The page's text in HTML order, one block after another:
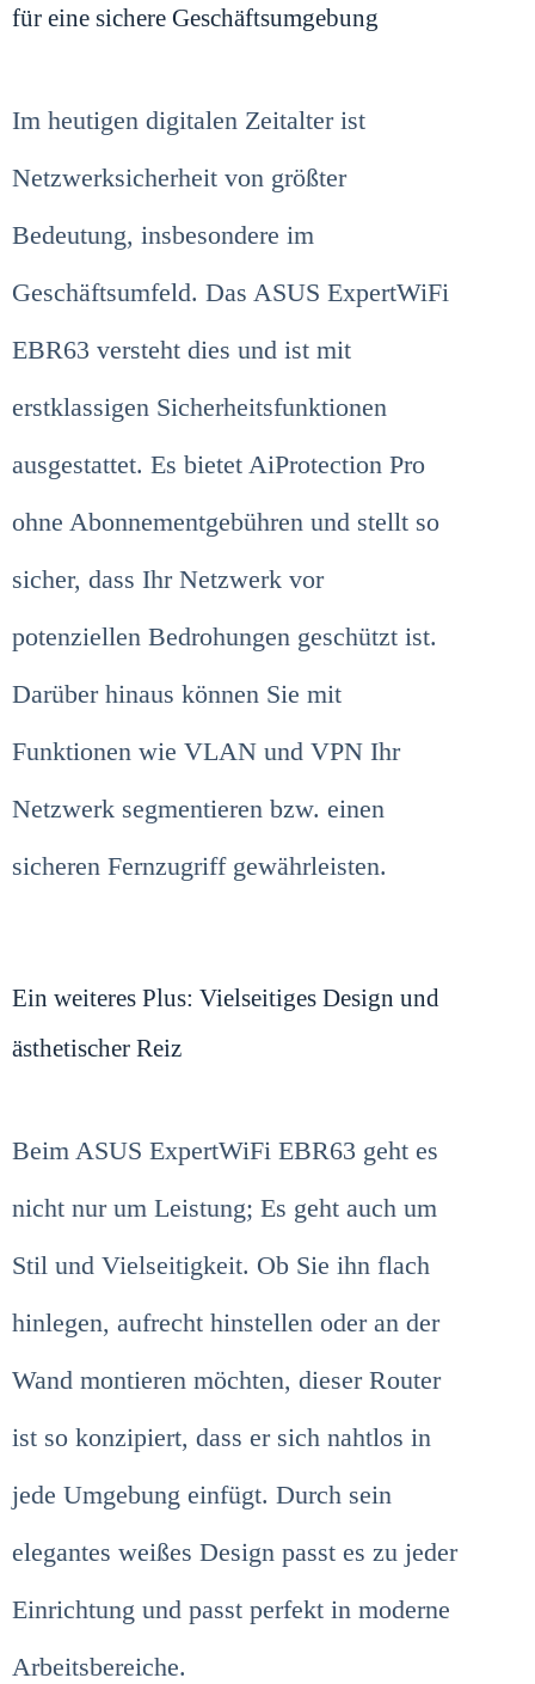
für eine sichere Geschäftsumgebung
Im heutigen digitalen Zeitalter ist
Netzwerksicherheit von größter
Bedeutung, insbesondere im
Geschäftsumfeld. Das ASUS ExpertWiFi
EBR63 versteht dies und ist mit
erstklassigen Sicherheitsfunktionen
ausgestattet. Es bietet AiProtection Pro
ohne Abonnementgebühren und stellt so
sicher, dass Ihr Netzwerk vor
potenziellen Bedrohungen geschützt ist.
Darüber hinaus können Sie mit
Funktionen wie VLAN und VPN Ihr
Netzwerk segmentieren bzw. einen
sicheren Fernzugriff gewährleisten.
Ein weiteres Plus: Vielseitiges Design und
ästhetischer Reiz
Beim ASUS ExpertWiFi EBR63 geht es
nicht nur um Leistung; Es geht auch um
Stil und Vielseitigkeit. Ob Sie ihn flach
hinlegen, aufrecht hinstellen oder an der
Wand montieren möchten, dieser Router
ist so konzipiert, dass er sich nahtlos in
jede Umgebung einfügt. Durch sein
elegantes weißes Design passt es zu jeder
Einrichtung und passt perfekt in moderne
Arbeitsbereiche.